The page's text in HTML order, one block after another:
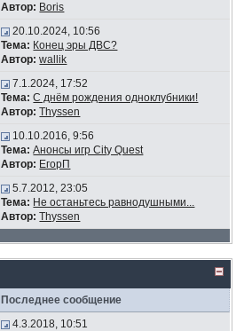
Автор: Boris
20.10.2024, 10:56
Тема: Конец эры ДВС?
Автор: wallik
7.1.2024, 17:52
Тема: С днём рождения одноклубники!
Автор: Thyssen
10.10.2016, 9:56
Тема: Анонсы игр City Quest
Автор: ЕгорП
5.7.2012, 23:05
Тема: Не останьтесь равнодушными...
Автор: Thyssen
Последнее сообщение
4.3.2018, 10:51